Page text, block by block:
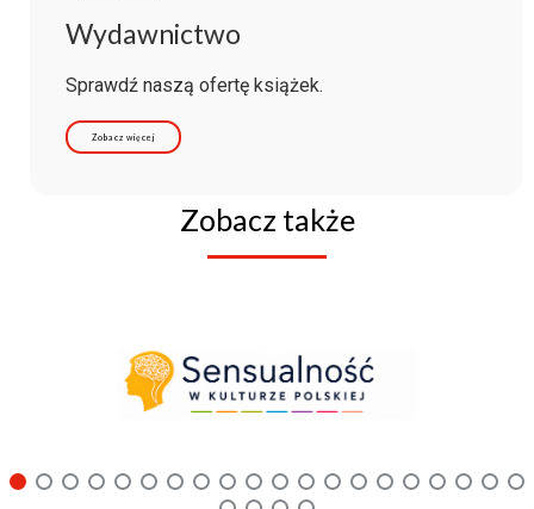
Wydawnictwo
Sprawdź naszą ofertę książek.
Zobacz więcej
Zobacz także